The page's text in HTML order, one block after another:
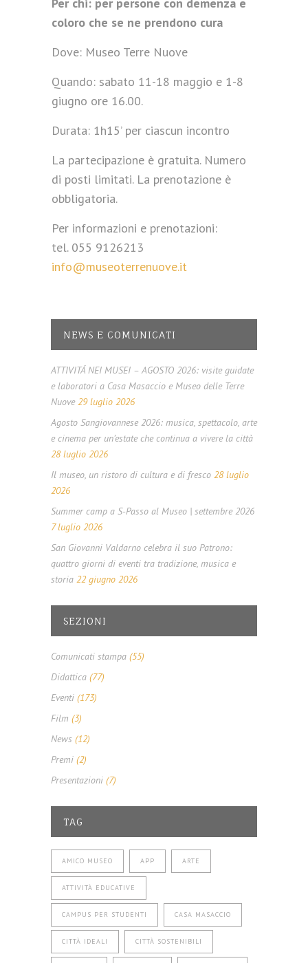
Per chi: per persone con demenza e
coloro che se ne prendono cura
Dove: Museo Terre Nuove
Quando: sabato 11-18 maggio e 1-8
giugno ore 16.00.
Durata: 1h15’ per ciascun incontro
La partecipazione è gratuita. Numero
di posti limitati. La prenotazione è
obbligatoria.
Per informazioni e prenotazioni:
tel. 055 9126213
info@museoterrenuove.it
NEWS E COMUNICATI
ATTIVITÁ NEI MUSEI – AGOSTO 2026: visite guidate
e laboratori a Casa Masaccio e Museo delle Terre
Nuove 29 luglio 2026
Agosto Sangiovannese 2026: musica, spettacolo, arte
e cinema per un’estate che continua a vivere la città
28 luglio 2026
Il museo, un ristoro di cultura e di fresco 28 luglio
2026
Summer camp a S-Passo al Museo | settembre 2026
7 luglio 2026
San Giovanni Valdarno celebra il suo Patrono:
quattro giorni di eventi tra tradizione, musica e
storia 22 giugno 2026
SEZIONI
Comunicati stampa (55)
Didattica (77)
Eventi (173)
Film (3)
News (12)
Premi (2)
Presentazioni (7)
TAG
AMICO MUSEO APP ARTE
ATTIVITÀ EDUCATIVE
CAMPUS PER STUDENTI CASA MASACCIO
CITTÀ IDEALI CITTÀ SOSTENIBILI